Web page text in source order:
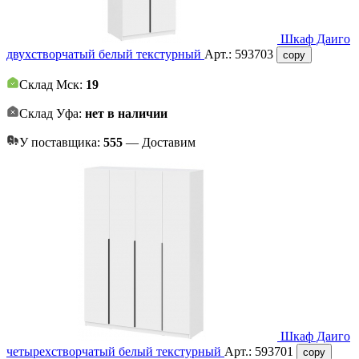
Шкаф Даиго
двухстворчатый белый текстурный Арт.: 593703 copy
Склад Мск: 19
Склад Уфа: нет в наличии
У поставщика: 555 — Доставим
Шкаф Даиго
четырехстворчатый белый текстурный Арт.: 593701 copy